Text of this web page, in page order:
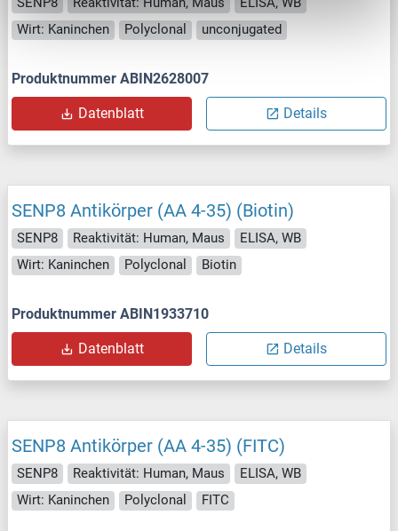
Wirt: Kaninchen
Polyclonal unconjugated
Produktnummer ABIN2628007
Datenblatt Details
SENP8 Antikörper (AA 4-35) (Biotin)
SENP8 Reaktivität: Human, Maus
ELISA, WB
Wirt: Kaninchen
Polyclonal Biotin
Produktnummer ABIN1933710
Datenblatt Details
SENP8 Antikörper (AA 4-35) (FITC)
SENP8 Reaktivität: Human, Maus
ELISA, WB
Wirt: Kaninchen
Polyclonal FITC